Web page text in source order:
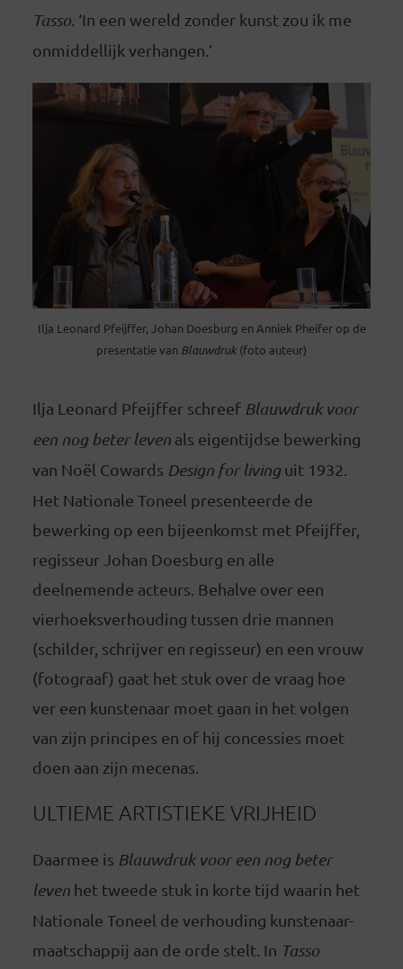
Tasso. ‘In een wereld zonder kunst zou ik me
onmiddellijk verhangen.’
Ilja Leonard Pfeijffer, Johan Doesburg en Anniek Pheifer op de
presentatie van Blauwdruk (foto auteur)
Ilja Leonard Pfeijffer schreef Blauwdruk voor
een nog beter levenals eigentijdse bewerking
van Noël Cowards Design for livinguit 1932.
Het Nationale Toneel presenteerde de
bewerking op een bijeenkomst met Pfeijffer,
regisseur Johan Doesburg en alle
deelnemende acteurs. Behalve over een
vierhoeksverhouding tussen drie mannen
(schilder, schrijver en regisseur) en een vrouw
(fotograaf) gaat het stuk over de vraag hoe
ver een kunstenaar moet gaan in het volgen
van zijn principes en of hij concessies moet
doen aan zijn mecenas.
ULTIEME ARTISTIEKE VRIJHEID
Daarmee is Blauwdruk voor een nog beter
levenhet tweede stuk in korte tijd waarin het
Nationale Toneel de verhouding kunstenaar-
maatschappij aan de orde stelt. In Tasso